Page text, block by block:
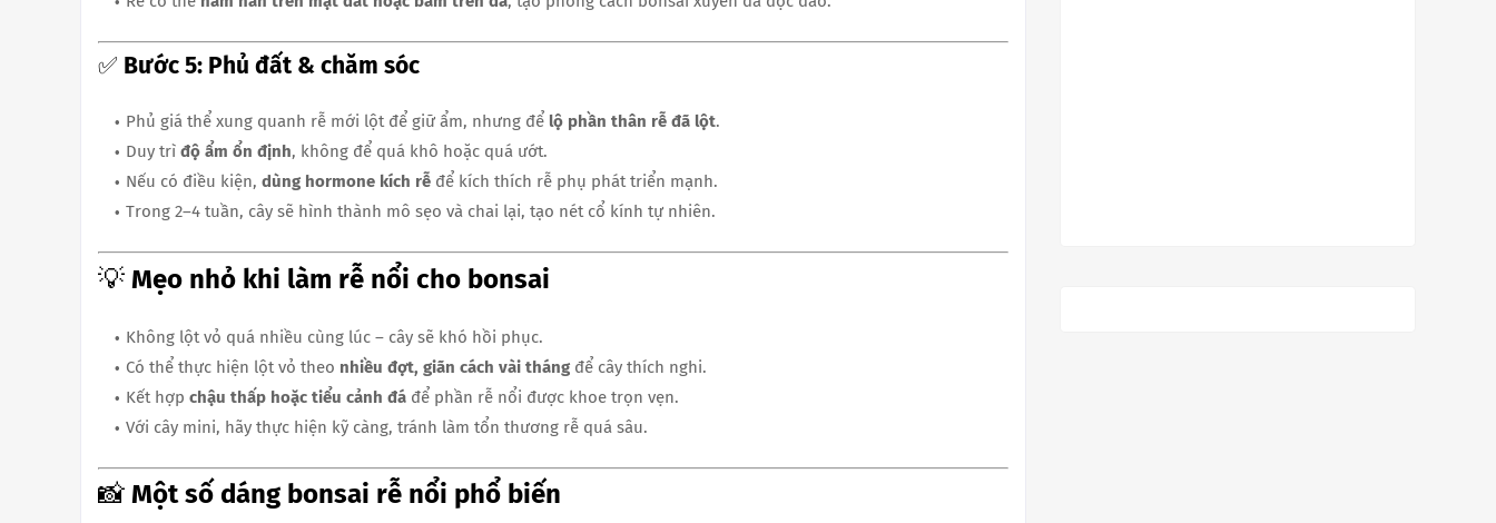
✅ Bước 5: Phủ đất & chăm sóc
Phủ giá thể xung quanh rễ mới lột để giữ ẩm, nhưng để lộ phần thân rễ đã lột.
Duy trì độ ẩm ổn định, không để quá khô hoặc quá ướt.
Nếu có điều kiện, dùng hormone kích rễ để kích thích rễ phụ phát triển mạnh.
Trong 2–4 tuần, cây sẽ hình thành mô sẹo và chai lại, tạo nét cổ kính tự nhiên.
💡 Mẹo nhỏ khi làm rễ nổi cho bonsai
Không lột vỏ quá nhiều cùng lúc – cây sẽ khó hồi phục.
Có thể thực hiện lột vỏ theo nhiều đợt, giãn cách vài tháng để cây thích nghi.
Kết hợp chậu thấp hoặc tiểu cảnh đá để phần rễ nổi được khoe trọn vẹn.
Với cây mini, hãy thực hiện kỹ càng, tránh làm tổn thương rễ quá sâu.
📸 Một số dáng bonsai rễ nổi phổ biến